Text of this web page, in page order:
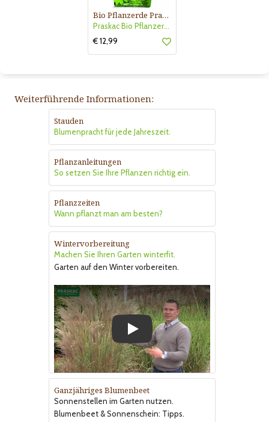
Bio Pflanzerde Praskac
Praskac Bio Pflanzerde
€ 12,99
Weiterführende Informationen:
Stauden
Blumenpracht für jede Jahreszeit.
Pflanzanleitungen
So setzen Sie Ihre Pflanzen richtig ein.
Pflanzzeiten
Wann pflanzt man am besten?
Wintervorbereitung
Machen Sie Ihren Garten winterfit.
Garten auf den Winter vorbereiten.
Ganzjähriges Blumenbeet
Sonnenstellen im Garten nutzen.
Blumenbeet & Sonnenschein: Tipps.